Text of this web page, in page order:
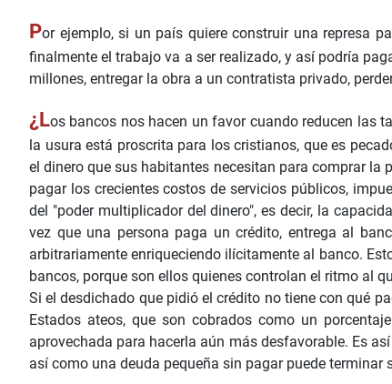
Por ejemplo, si un país quiere construir una represa
finalmente el trabajo va a ser realizado, y así podría
millones, entregar la obra a un contratista privado,
¿Los bancos nos hacen un favor cuando reducen las
la usura está proscrita para los cristianos, que es
el dinero que sus habitantes necesitan para comprar la
pagar los crecientes costos de servicios públicos,
del "poder multiplicador del dinero", es decir, la
vez que una persona paga un crédito, entrega al
arbitrariamente enriqueciendo ilícitamente al banco.
bancos, porque son ellos quienes controlan el ritmo al
Si el desdichado que pidió el crédito no tiene con qué
Estados ateos, que son cobrados como un
aprovechada para hacerla aún más desfavorable. Es
así como una deuda pequeña sin pagar puede